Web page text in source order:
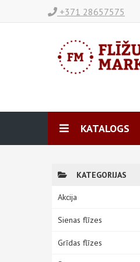
+371 28657575
KATALOGS
KATEGORIJAS
Akcija
Sienas flīzes
Grīdas flīzes